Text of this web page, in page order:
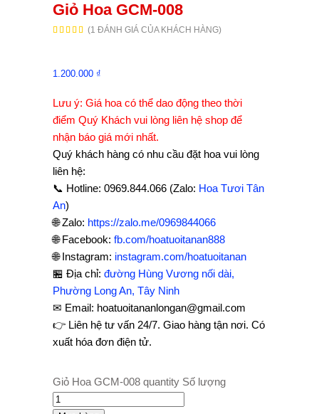
Giỏ Hoa GCM-008
5.00
1
giá
(1 ĐÁNH GIÁ CỦA KHÁCH HÀNG)
1.200.000 ₫
Lưu ý: Giá hoa có thể dao động theo thời
điểm Quý Khách vui lòng liên hệ shop để
nhận báo giá mới nhất.
Quý khách hàng có nhu cầu đặt hoa vui lòng
liên hệ:
📞 Hotline: 0969.844.066 (Zalo: Hoa Tươi Tân
An)
🌐 Zalo: https://zalo.me/0969844066
🌐 Facebook: fb.com/hoatuoitanan888
🌐 Instagram: instagram.com/hoatuoitanan
🏪 Địa chỉ: đường Hùng Vương nối dài,
Phường Long An, Tây Ninh
✉ Email: hoatuoitananlongan@gmail.com
👉 Liên hệ tư vấn 24/7. Giao hàng tận nơi. Có
xuất hóa đơn điện tử.
Giỏ Hoa GCM-008 quantity Số lượng